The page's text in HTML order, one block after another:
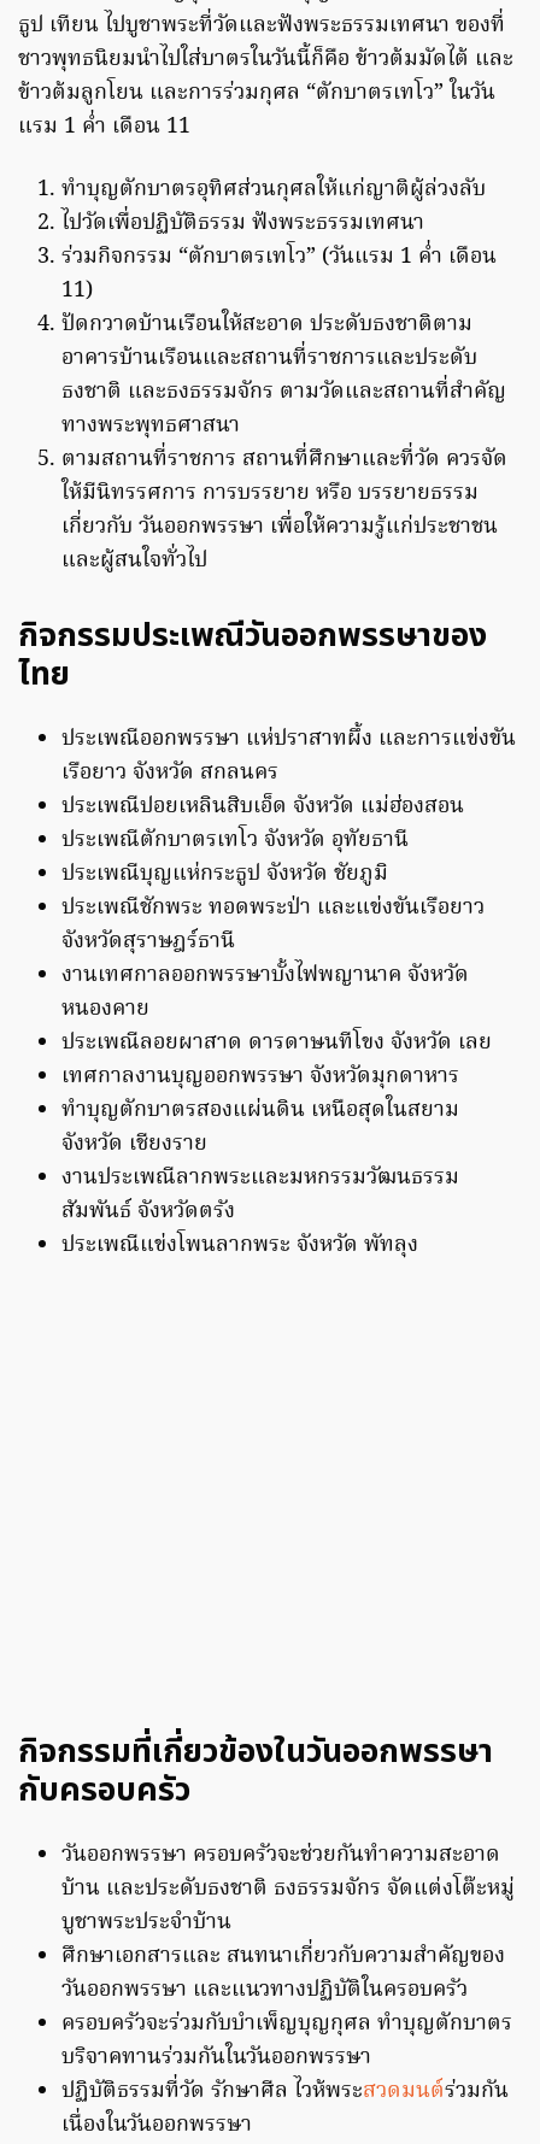
ธูป เทียน ไปบูชาพระที่วัดและฟังพระธรรมเทศนา ของที่
ชาวพุทธนิยมนำไปใส่บาตรในวันนี้ก็คือ ข้าวต้มมัดไต้ และ
ข้าวต้มลูกโยน และการร่วมกุศล “ตักบาตรเทโว” ในวัน
แรม 1 ค่ำ เดือน 11
ทำบุญตักบาตรอุทิศส่วนกุศลให้แก่ญาติผู้ล่วงลับ
ไปวัดเพื่อปฏิบัติธรรม ฟังพระธรรมเทศนา
ร่วมกิจกรรม “ตักบาตรเทโว” (วันแรม 1 ค่ำ เดือน
11)
ปัดกวาดบ้านเรือนให้สะอาด ประดับธงชาติตาม
อาคารบ้านเรือนและสถานที่ราชการและประดับ
ธงชาติ และธงธรรมจักร ตามวัดและสถานที่สำคัญ
ทางพระพุทธศาสนา
ตามสถานที่ราชการ สถานที่ศึกษาและที่วัด ควรจัด
ให้มีนิทรรศการ การบรรยาย หรือ บรรยายธรรม
เกี่ยวกับ วันออกพรรษา เพื่อให้ความรู้แก่ประชาชน
และผู้สนใจทั่วไป
กิจกรรมประเพณีวันออกพรรษาของ
ไทย
ประเพณีออกพรรษา แห่ปราสาทผึ้ง และการแข่งขัน
เรือยาว จังหวัด สกลนคร
ประเพณีปอยเหลินสิบเอ็ด จังหวัด แม่ฮ่องสอน
ประเพณีตักบาตรเทโว จังหวัด อุทัยธานี
ประเพณีบุญแห่กระธูป จังหวัด ชัยภูมิ
ประเพณีชักพระ ทอดพระป่า และแข่งขันเรือยาว
จังหวัดสุราษฎร์ธานี
งานเทศกาลออกพรรษาบั้งไฟพญานาค จังหวัด
หนองคาย
ประเพณีลอยผาสาด ดารดาษนทีโขง จังหวัด เลย
เทศกาลงานบุญออกพรรษา จังหวัดมุกดาหาร
ทำบุญตักบาตรสองแผ่นดิน เหนือสุดในสยาม
จังหวัด เชียงราย
งานประเพณีลากพระและมหกรรมวัฒนธรรม
สัมพันธ์ จังหวัดตรัง
ประเพณีแข่งโพนลากพระ จังหวัด พัทลุง
กิจกรรมที่เกี่ยวข้องในวันออกพรรษา
กับครอบครัว
วันออกพรรษา ครอบครัวจะช่วยกันทำความสะอาด
บ้าน และประดับธงชาติ ธงธรรมจักร จัดแต่งโต๊ะหมู่
บูชาพระประจำบ้าน
ศึกษาเอกสารและ สนทนาเกี่ยวกับความสำคัญของ
วันออกพรรษา และแนวทางปฏิบัติในครอบครัว
ครอบครัวจะร่วมกับบำเพ็ญบุญกุศล ทำบุญตักบาตร
บริจาคทานร่วมกันในวันออกพรรษา
ปฏิบัติธรรมที่วัด รักษาศีล ไวห้พระสวดมนต์ร่วมกัน
เนื่องในวันออกพรรษา